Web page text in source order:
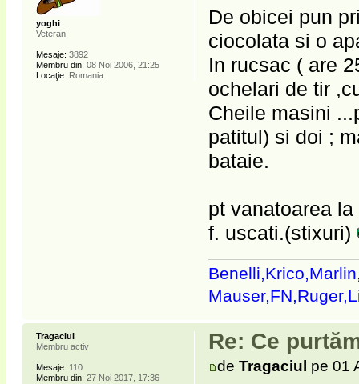
De obicei pun
ciocolata si o
In rucsac ( are
ochelari de tir
Cheile masini
patitul) si doi ;
bataie.
pt vanatoarea
f. uscati.(stixuri)
yoghi
Veteran
Mesaje: 3892
Membru din: 08 Noi 2006, 21:25
Locaţie: Romania
Re: Ce
deTragaciul pe 01
Tragaciul
Membru activ
Mesaje: 110
Membru din: 27 Noi 2017, 17:36